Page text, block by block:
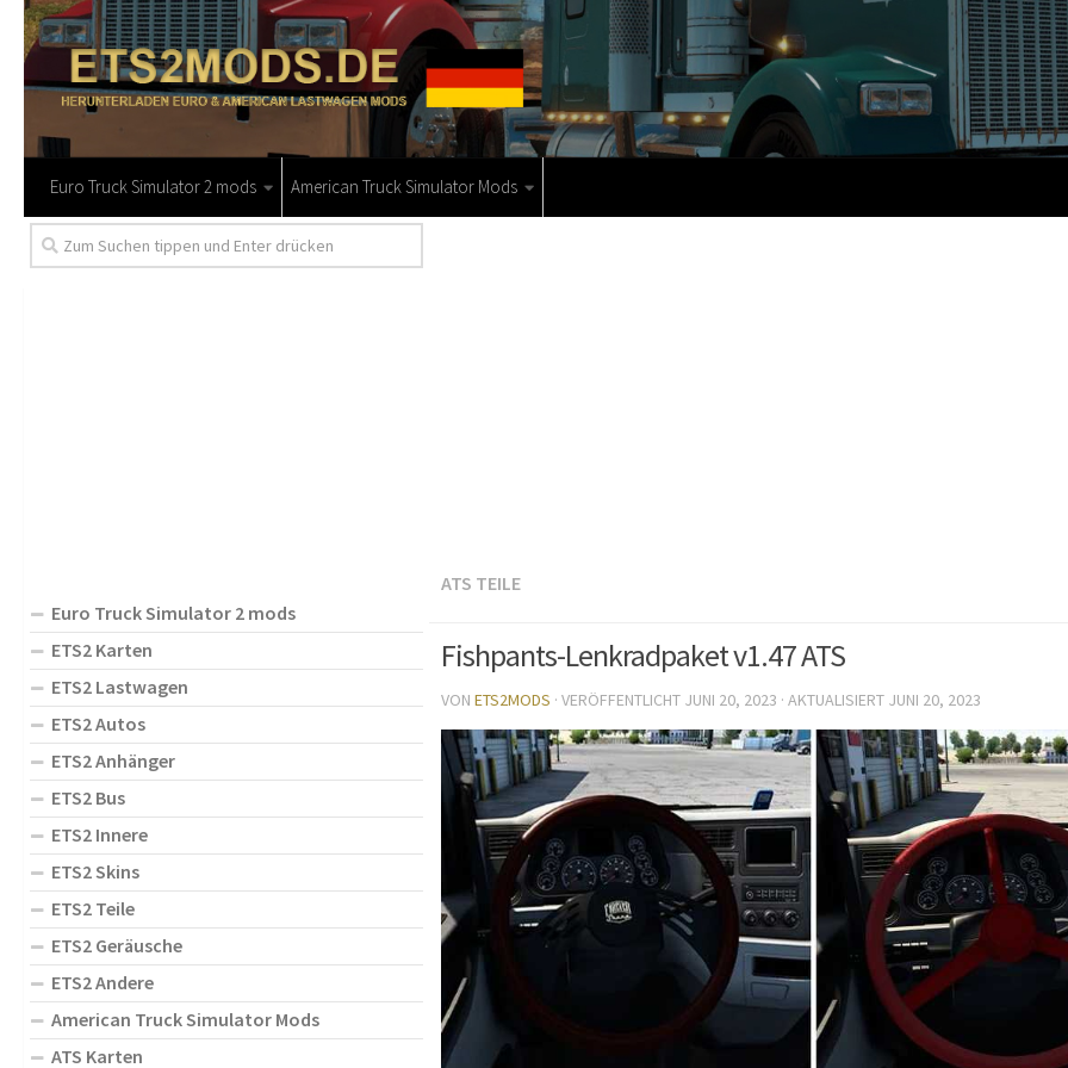
Euro Truck Simulator 2 mods American Truck Simulator Mods
ATS TEILE
Fishpants-Lenkradpaket v1.47 ATS
VON ETS2MODS · VERÖFFENTLICHT JUNI 20, 2023 · AKTUALISIERT JUNI 20, 2023
Euro Truck Simulator 2 mods
ETS2 Karten
ETS2 Lastwagen
ETS2 Autos
ETS2 Anhänger
ETS2 Bus
ETS2 Innere
ETS2 Skins
ETS2 Teile
ETS2 Geräusche
ETS2 Andere
American Truck Simulator Mods
ATS Karten